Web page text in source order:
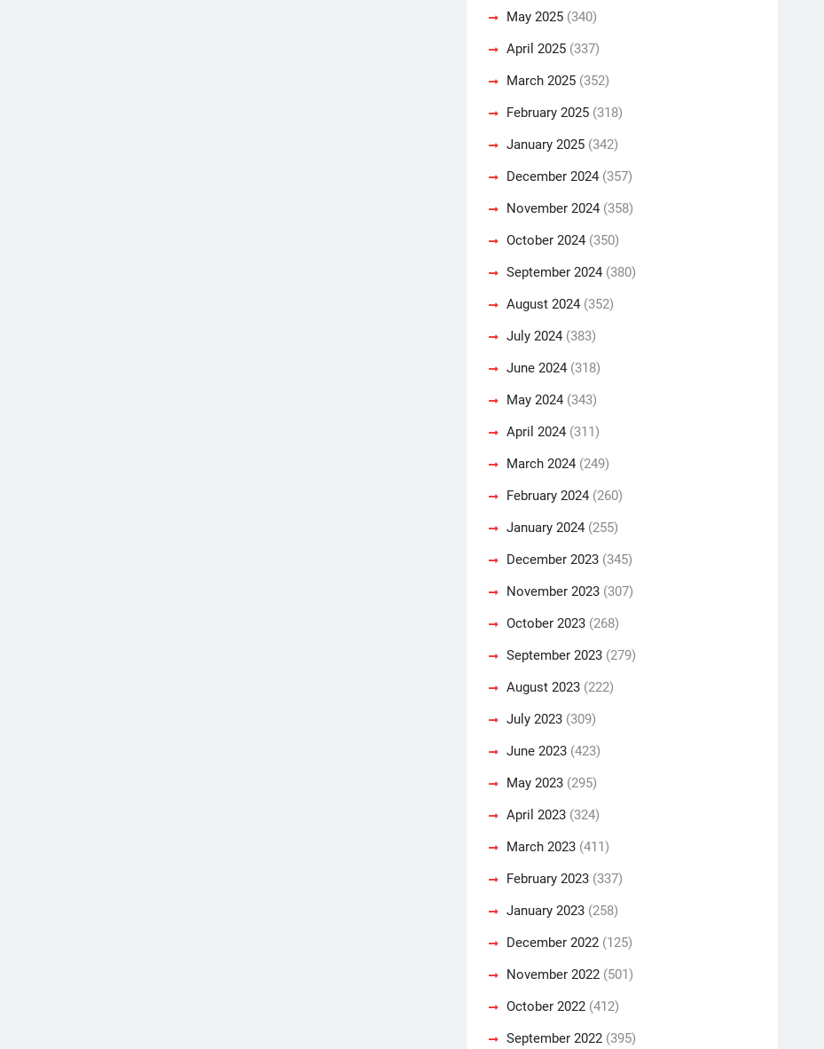
May 2025 (340)
April 2025 (337)
March 2025 (352)
February 2025 (318)
January 2025 (342)
December 2024 (357)
November 2024 (358)
October 2024 (350)
September 2024 (380)
August 2024 (352)
July 2024 (383)
June 2024 (318)
May 2024 (343)
April 2024 (311)
March 2024 (249)
February 2024 (260)
January 2024 (255)
December 2023 (345)
November 2023 (307)
October 2023 (268)
September 2023 (279)
August 2023 (222)
July 2023 (309)
June 2023 (423)
May 2023 (295)
April 2023 (324)
March 2023 (411)
February 2023 (337)
January 2023 (258)
December 2022 (125)
November 2022 (501)
October 2022 (412)
September 2022 (395)